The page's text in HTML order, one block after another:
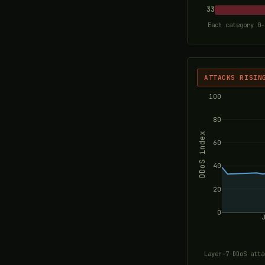
33
Each category
0
20
40
60
80
100
DDoS index
Layer-7 DDoS